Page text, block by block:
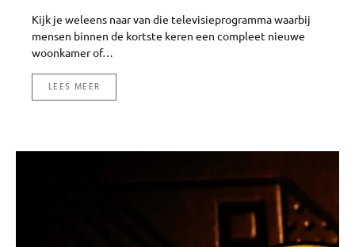
Kijk je weleens naar van die televisieprogramma waarbij
mensen binnen de kortste keren een compleet nieuwe
woonkamer of…
LEES MEER